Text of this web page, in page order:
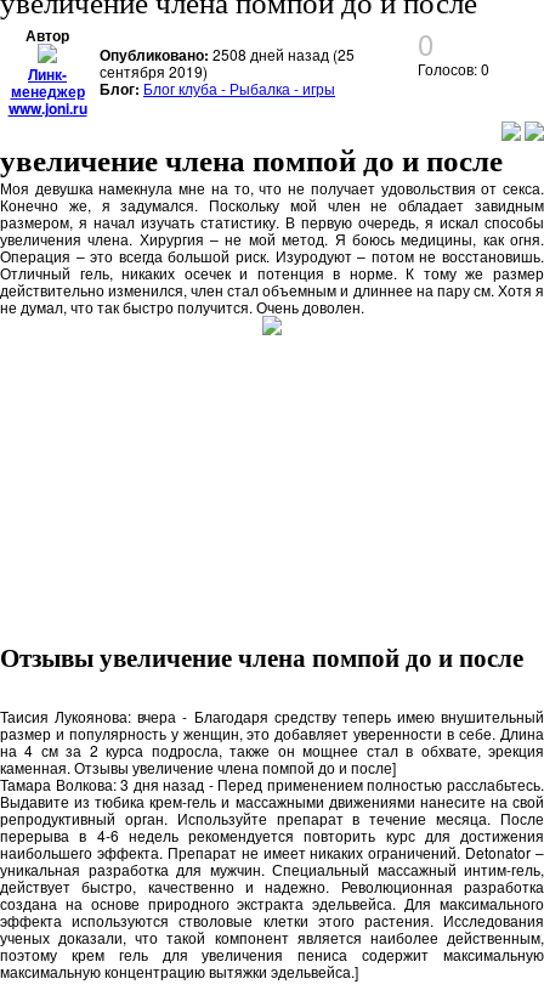
Автор
Линк-
менеджер
www.joni.ru
Опубликовано: 2508 дней назад (25
сентября 2019)
Блог: Блог клуба - Рыбалка - игры
0
Голосов: 0
увеличение члена помпой до и после
Моя девушка намекнула мне на то, что не получает удовольствия от секса.
Конечно же, я задумался. Поскольку мой член не обладает завидным
размером, я начал изучать статистику. В первую очередь, я искал способы
увеличения члена. Хирургия – не мой метод. Я боюсь медицины, как огня.
Операция – это всегда большой риск. Изуродуют – потом не восстановишь.
Отличный гель, никаких осечек и потенция в норме. К тому же размер
действительно изменился, член стал объемным и длиннее на пару см. Хотя я
не думал, что так быстро получится. Очень доволен.
Отзывы увеличение члена помпой до и после
Таисия Лукоянова: вчера - Благодаря средству теперь имею внушительный
размер и популярность у женщин, это добавляет уверенности в себе. Длина
на 4 см за 2 курса подросла, также он мощнее стал в обхвате, эрекция
каменная. Отзывы увеличение члена помпой до и после]
Тамара Волкова: 3 дня назад - Перед применением полностью расслабьтесь.
Выдавите из тюбика крем-гель и массажными движениями нанесите на свой
репродуктивный орган. Используйте препарат в течение месяца. После
перерыва в 4-6 недель рекомендуется повторить курс для достижения
наибольшего эффекта. Препарат не имеет никаких ограничений. Detonator –
уникальная разработка для мужчин. Специальный массажный интим-гель,
действует быстро, качественно и надежно. Революционная разработка
создана на основе природного экстракта эдельвейса. Для максимального
эффекта используются стволовые клетки этого растения. Исследования
ученых доказали, что такой компонент является наиболее действенным,
поэтому крем гель для увеличения пениса содержит максимальную
максимальную концентрацию вытяжки эдельвейса.]